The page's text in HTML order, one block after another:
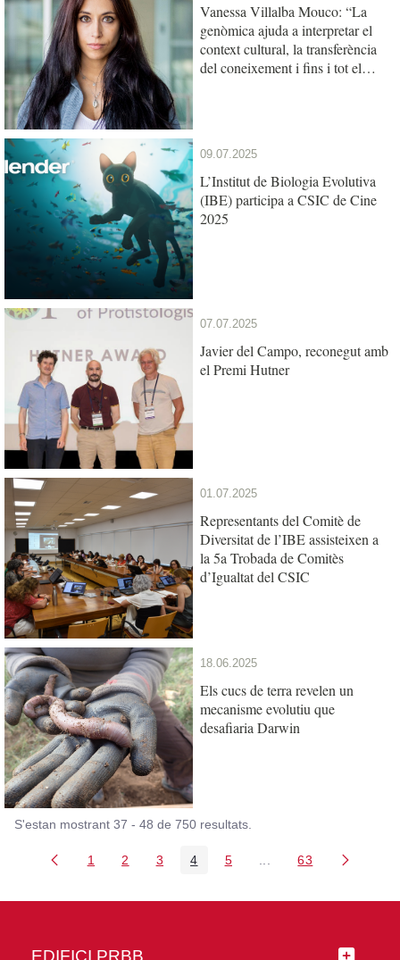
Vanessa Villalba Mouco: “La
genòmica ajuda a interpretar el
context cultural, la transferència
del coneixement i fins i tot el
09.07.2025
L’Institut de Biologia Evolutiva
(IBE) participa a CSIC de Cine
2025
07.07.2025
Javier del Campo, reconegut amb
el Premi Hutner
01.07.2025
Representants del Comitè de
Diversitat de l’IBE assisteixen a
la 5a Trobada de Comitès
d’Igualtat del CSIC
18.06.2025
Els cucs de terra revelen un
mecanisme evolutiu que
desafiaria Darwin
S'estan mostrant 37 - 48 de 750 resultats.
Pàgina
1 Pàgina
2 Pàgina
3 Pàgina
4 Pàgina
5 Pàgines intermèdies
Pàgina
63
EDIFICI PRBB